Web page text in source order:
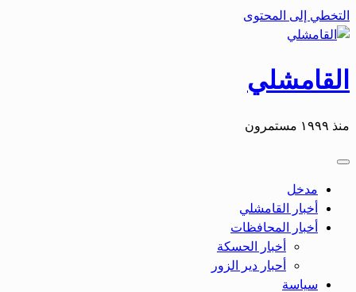
التخطي إلى المحتوى
القامشلي
منذ ١٩٩٩ مستمرون
مدخل
أخبار القامشلي
أخبار المحافظات
أخبار الحسكة
أحبار دير الزور
سياسة